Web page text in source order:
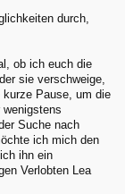
durch,
ob ich euch die
sie verschweige,
kurze Pause, um die
Suche nach
ich mich den
ihn ein
Verlobten Lea